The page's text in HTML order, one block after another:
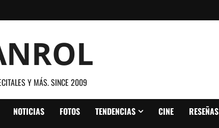
Y MÁS. SINCE 2009
NOTICIAS FOTOS TENDENCIAS CINE RESEÑAS